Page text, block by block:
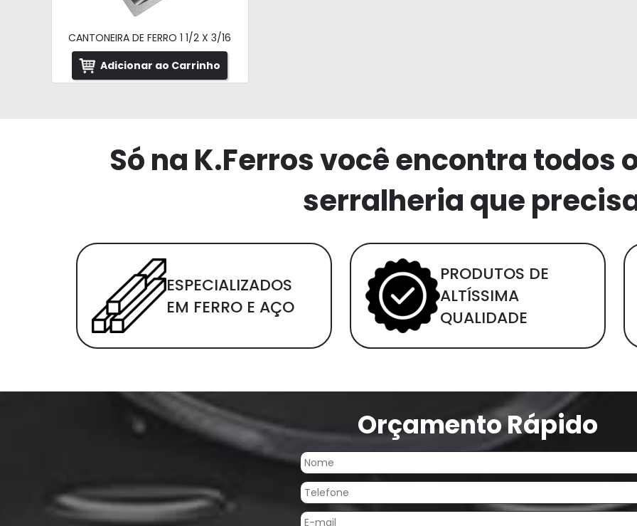
CANTONEIRA DE FERRO 1 1/2 X 3/16
Adicionar ao Carrinho
Só na K.Ferros você encontra todos
serralheria que
ESPECIALIZADOS
EM FERRO E AÇO
PRODUTOS DE
ALTÍSSIMA
QUALIDADE
Orçamento Rápido